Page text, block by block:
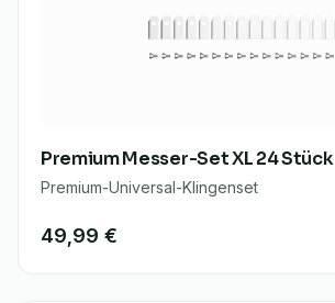
Premium Messer-Set XL 24 Stück
Premium-Universal-Klingenset
49,99 €